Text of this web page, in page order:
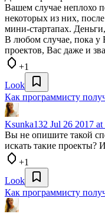
Вашем случае неплохо
некоторых из них,
мини-стартапах.
В любом случае, пока у
проектов, Вас даже и
+1
Look
Как программисту
Ksunka132 Jul 26 2017 at
Вы не опишите такой
искать такие проекты?
+1
Look
Как программисту